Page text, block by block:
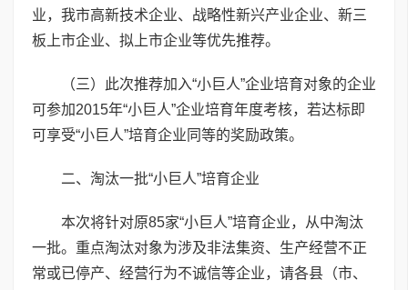
业，我市高新技术企业、战略性新兴产业企业、新三
板上市企业、拟上市企业等优先推荐。
（三）此次推荐加入“小巨人”企业培育对象的企业
可参加2015年“小巨人”企业培育年度考核，若达标即
可享受“小巨人”培育企业同等的奖励政策。
二、淘汰一批“小巨人”培育企业
本次将针对原85家“小巨人”培育企业，从中淘汰
一批。重点淘汰对象为涉及非法集资、生产经营不正
常或已停产、经营行为不诚信等企业，请各县（市、